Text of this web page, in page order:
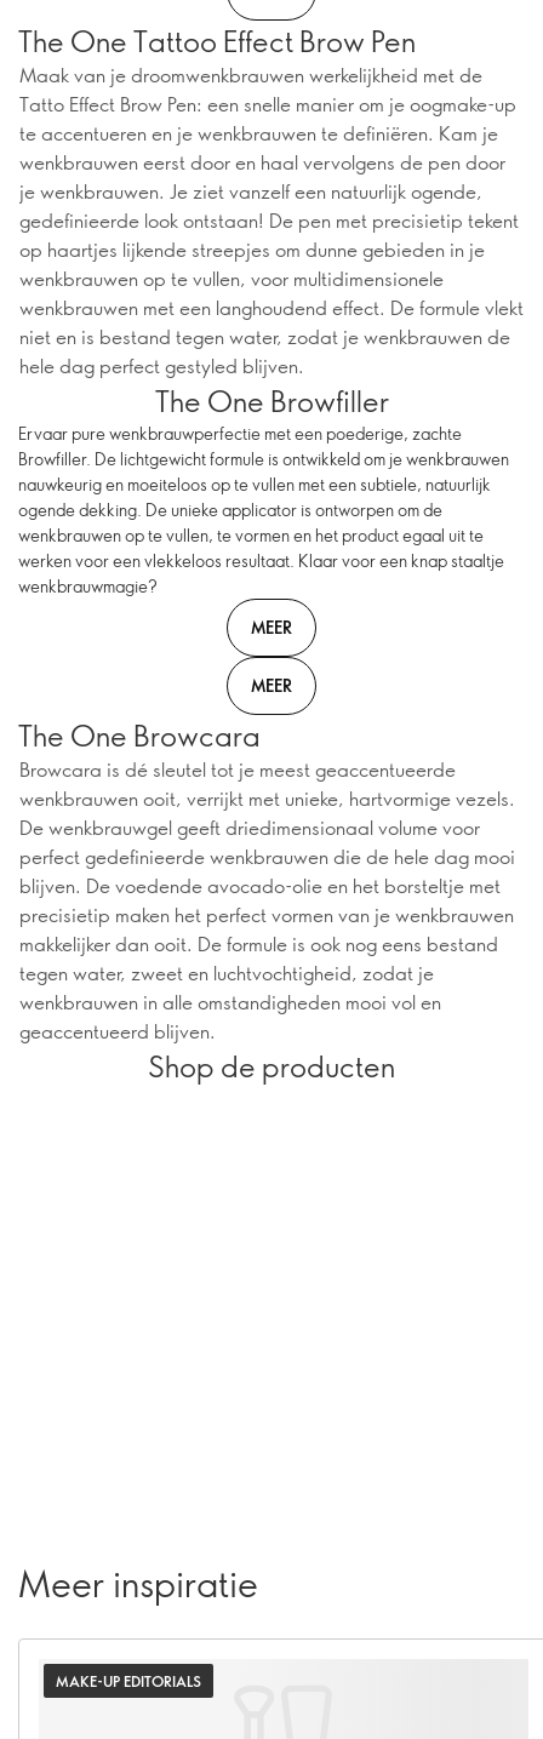
The One Tattoo Effect Brow Pen
Maak van je droomwenkbrauwen werkelijkheid met de
Tatto Effect Brow Pen: een snelle manier om je oogmake-up
te accentueren en je wenkbrauwen te definiëren. Kam je
wenkbrauwen eerst door en haal vervolgens de pen door
je wenkbrauwen. Je ziet vanzelf een natuurlijk ogende,
gedefinieerde look ontstaan! De pen met precisietip tekent
op haartjes lijkende streepjes om dunne gebieden in je
wenkbrauwen op te vullen, voor multidimensionele
wenkbrauwen met een langhoudend effect. De formule vlekt
niet en is bestand tegen water, zodat je wenkbrauwen de
hele dag perfect gestyled blijven.
The One Browfiller
Ervaar pure wenkbrauwperfectie met een poederige, zachte
Browfiller. De lichtgewicht formule is ontwikkeld om je wenkbrauwen
nauwkeurig en moeiteloos op te vullen met een subtiele, natuurlijk
ogende dekking. De unieke applicator is ontworpen om de
wenkbrauwen op te vullen, te vormen en het product egaal uit te
werken voor een vlekkeloos resultaat. Klaar voor een knap staaltje
wenkbrauwmagie?
MEER
MEER
The One Browcara
Browcara is dé sleutel tot je meest geaccentueerde
wenkbrauwen ooit, verrijkt met unieke, hartvormige vezels.
De wenkbrauwgel geeft driedimensionaal volume voor
perfect gedefinieerde wenkbrauwen die de hele dag mooi
blijven. De voedende avocado-olie en het borsteltje met
precisietip maken het perfect vormen van je wenkbrauwen
makkelijker dan ooit. De formule is ook nog eens bestand
tegen water, zweet en luchtvochtigheid, zodat je
wenkbrauwen in alle omstandigheden mooi vol en
geaccentueerd blijven.
Shop de producten
Meer inspiratie
MAKE-UP EDITORIALS